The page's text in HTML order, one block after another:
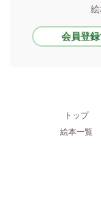
絵
会員登
トップ
絵本一覧